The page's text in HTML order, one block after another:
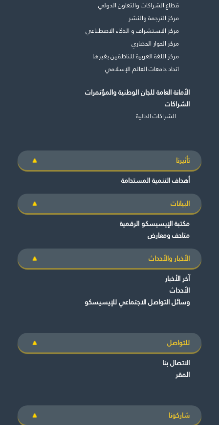
قطاع الشراكات والتعاون الدولي
مركز الترجمة والنشر
مركز الاستشراف و الذكاء الاصطناعي
مركز الحوار الحضاري
مركز اللغة العربية للناطقين بغيرها
اتحاد جامعات العالم الإسلامي
الأمانة العامة للجان الوطنية والمؤتمرات
الشراكات
الشراكات الحالية
تأثيرنا
أهداف التنمية المستدامة
البيانات
مكتبة الإيسيسكو الرقمية
متاحف ومعارض
الأخبار والأحداث
آخر الأخبار
الأحداث
وسائل التواصل الاجتماعي للإيسيسكو
للتواصل
الاتصال بنا
المقر
شاركونا